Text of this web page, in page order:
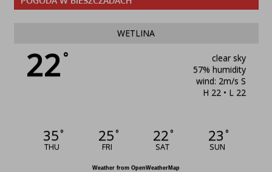
WETLINA
22 °
clear sky
57% humidity
wind: 2m/s S
H 22 • L 22
35°
THU
25°
FRI
22°
SAT
23 °
SUN
Weather from OpenWeatherMap